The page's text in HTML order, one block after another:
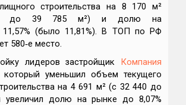
строительства на 8 170 м²
до 39 785 м²) и долю на
(было 11,81%). В ТОП по РФ
580‑е место.
лидеров застройщик Компания
который уменьшил объем текущего
на 4 691 м² (с 32 440 до
долю на рынке до 8,07%